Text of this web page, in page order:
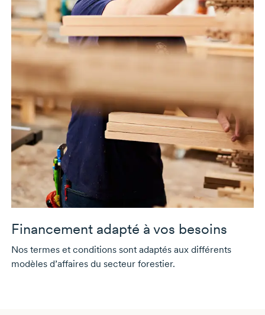
Financement adapté à vos besoins
Nos termes et conditions sont adaptés aux différents
modèles d’affaires du secteur forestier.